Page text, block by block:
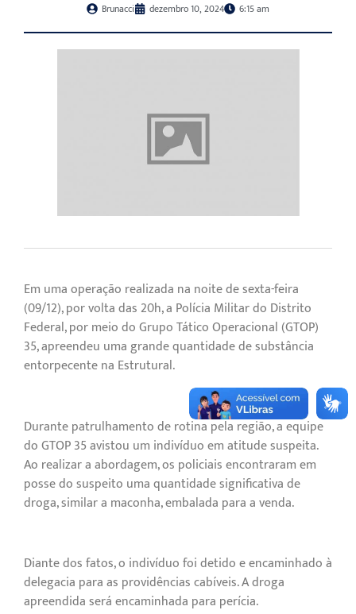
Brunacci dezembro 10, 2024 6:15 am
Em uma operação realizada na noite de sexta-feira
(09/12), por volta das 20h, a Polícia Militar do Distrito
Federal, por meio do Grupo Tático Operacional (GTOP)
35, apreendeu uma grande quantidade de substância
entorpecente na Estrutural.
Durante patrulhamento de rotina pela região, a equipe
do GTOP 35 avistou um indivíduo em atitude suspeita.
Ao realizar a abordagem, os policiais encontraram em
posse do suspeito uma quantidade significativa de
droga, similar a maconha, embalada para a venda.
Diante dos fatos, o indivíduo foi detido e encaminhado à
delegacia para as providências cabíveis. A droga
apreendida será encaminhada para perícia.